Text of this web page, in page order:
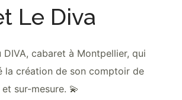
Le Diva
DIVA, cabaret à Montpellier, qui
la création de son comptoir de
sur-mesure. 💫